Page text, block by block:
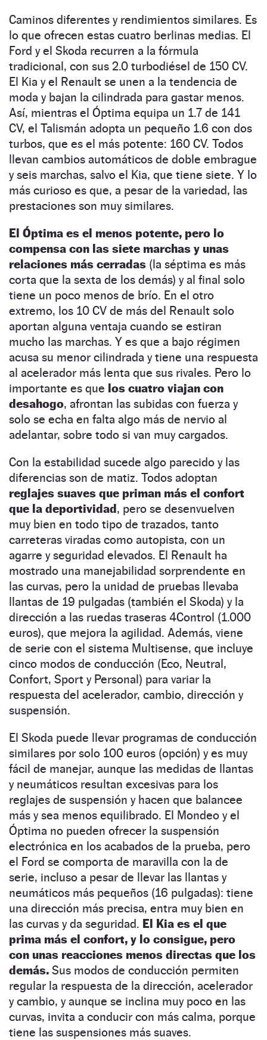
Caminos diferentes y rendimientos similares. Es
lo que ofrecen estas cuatro berlinas medias. El
Ford y el Skoda recurren a la fórmula
tradicional, con sus 2.0 turbodiésel de 150 CV.
El Kia y el Renault se unen a la tendencia de
moda y bajan la cilindrada para gastar menos.
Así, mientras el Óptima equipa un 1.7 de 141
CV, el Talismán adopta un pequeño 1.6 con dos
turbos, que es el más potente: 160 CV. Todos
llevan cambios automáticos de doble embrague
y seis marchas, salvo el Kia, que tiene siete. Y lo
más curioso es que, a pesar de la variedad, las
prestaciones son muy similares.
El Óptima es el menos potente, pero lo
compensa con las siete marchas y unas
relaciones más cerradas (la séptima es más
corta que la sexta de los demás) y al final solo
tiene un poco menos de brío. En el otro
extremo, los 10 CV de más del Renault solo
aportan alguna ventaja cuando se estiran
mucho las marchas. Y es que a bajo régimen
acusa su menor cilindrada y tiene una respuesta
al acelerador más lenta que sus rivales. Pero lo
importante es que los cuatro viajan con
desahogo, afrontan las subidas con fuerza y
solo se echa en falta algo más de nervio al
adelantar, sobre todo si van muy cargados.
Con la estabilidad sucede algo parecido y las
diferencias son de matiz. Todos adoptan
reglajes suaves que priman más el confort
que la deportividad, pero se desenvuelven
muy bien en todo tipo de trazados, tanto
carreteras viradas como autopista, con un
agarre y seguridad elevados. El Renault ha
mostrado una manejabilidad sorprendente en
las curvas, pero la unidad de pruebas llevaba
llantas de 19 pulgadas (también el Skoda) y la
dirección a las ruedas traseras 4Control (1.000
euros), que mejora la agilidad. Además, viene
de serie con el sistema Multisense, que incluye
cinco modos de conducción (Eco, Neutral,
Confort, Sport y Personal) para variar la
respuesta del acelerador, cambio, dirección y
suspensión.
El Skoda puede llevar programas de conducción
similares por solo 100 euros (opción) y es muy
fácil de manejar, aunque las medidas de llantas
y neumáticos resultan excesivas para los
reglajes de suspensión y hacen que balancee
más y sea menos equilibrado. El Mondeo y el
Óptima no pueden ofrecer la suspensión
electrónica en los acabados de la prueba, pero
el Ford se comporta de maravilla con la de
serie, incluso a pesar de llevar las llantas y
neumáticos más pequeños (16 pulgadas): tiene
una dirección más precisa, entra muy bien en
las curvas y da seguridad. El Kia es el que
prima más el confort, y lo consigue, pero
con unas reacciones menos directas que los
demás. Sus modos de conducción permiten
regular la respuesta de la dirección, acelerador
y cambio, y aunque se inclina muy poco en las
curvas, invita a conducir con más calma, porque
tiene las suspensiones más suaves.